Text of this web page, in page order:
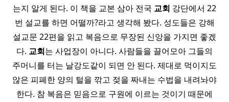
는지 알게 된다. 이 책을 교본 삼아 전국 교회 강단에서 22
번 설교를 하면 어떨까?라고 생각해 봤다. 성도들은 강해
설교문 22편을 읽고 복음으로 무장된 신앙을 가지면 좋겠
다. 교회는 사업장이 아니다. 사람들을 끌어모아 그들의
주머니를 터는 날강도같이 되면 안 된다. 제대로 먹이지도
않은 피폐한 양의 털을 깎고 젖을 짜내는 수법을 내려놔야
한다. 참 복음은 믿음으로 구원에 이르는 것이기 때문에